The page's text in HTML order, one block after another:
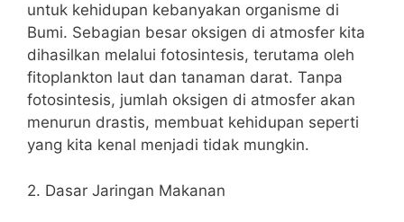
untuk kehidupan kebanyakan organisme di
Bumi. Sebagian besar oksigen di atmosfer kita
dihasilkan melalui fotosintesis, terutama oleh
fitoplankton laut dan tanaman darat. Tanpa
fotosintesis, jumlah oksigen di atmosfer akan
menurun drastis, membuat kehidupan seperti
yang kita kenal menjadi tidak mungkin.
2. Dasar Jaringan Makanan